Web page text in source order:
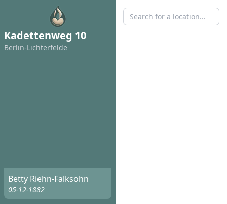
Kadettenweg 10
Berlin-Lichterfelde
Betty Riehn-Falksohn
05-12-1882